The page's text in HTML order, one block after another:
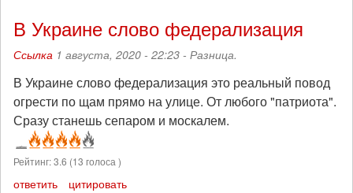
В Украине слово федерализация
Ссылка 1 августа, 2020 - 22:23 - Разница.
В Украине слово федерализация это реальный повод
огрести по щам прямо на улице. От любого "патриота".
Сразу станешь сепаром и москалем.
Рейтинг:3.6 (13 голоса )
ответить цитировать